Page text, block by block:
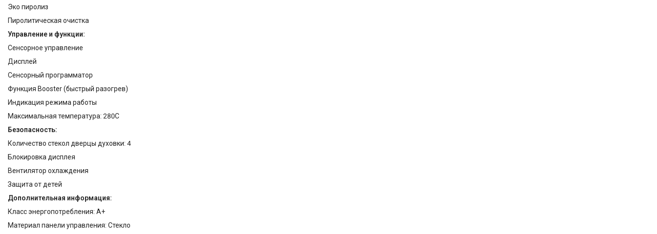
Эко пиролиз
Пиролитическая очистка
Управление и функции:
Сенсорное управление
Дисплей
Сенсорный программатор
Функция Booster (быстрый разогрев)
Индикация режима работы
Максимальная температура: 280С
Безопасность:
Количество стекол дверцы духовки: 4
Блокировка дисплея
Вентилятор охлаждения
Защита от детей
Дополнительная информация:
Класс энергопотребления: A+
Материал панели управления: Стекло